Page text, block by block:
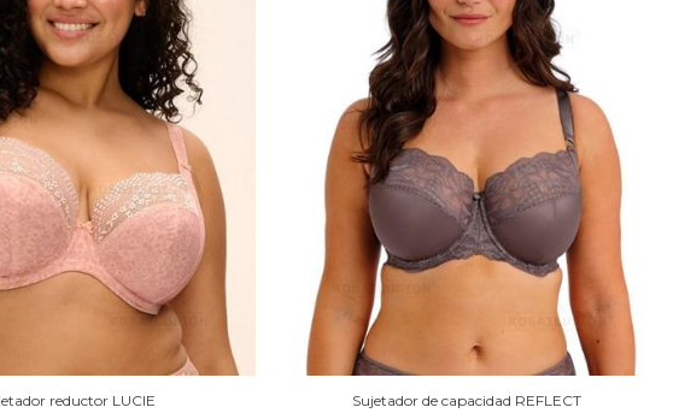
reductor LUCIE Sujetador de capacidad REFLECT